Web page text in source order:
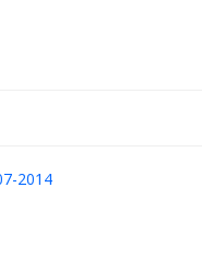
2014